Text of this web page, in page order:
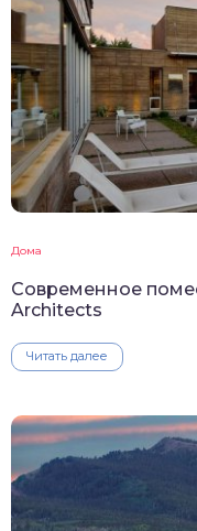
Дома
Современное
Architects
Читать далее